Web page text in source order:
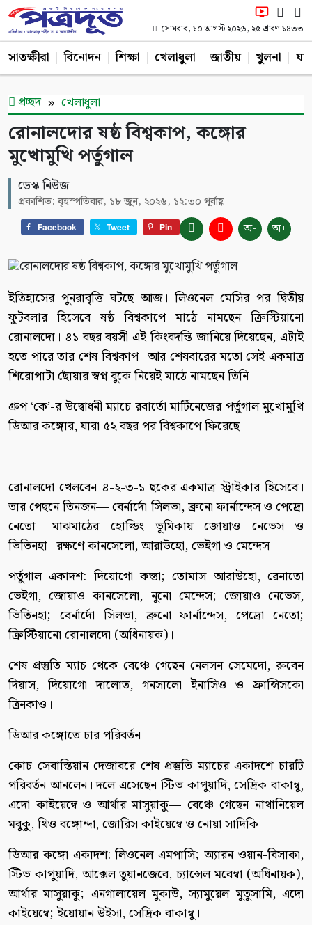
সোমবার, ১০ আগস্ট ২০২৬, ২৫ শ্রাবণ ১৪৩৩
সাতক্ষীরা বিনোদন শিক্ষা খেলাধুলা জাতীয় খুলনা
প্রচ্ছদ খেলাধুলা
রোনালদোর ষষ্ঠ বিশ্বকাপ, কঙ্গোর
মুখোমুখি পর্তুগাল
ডেস্ক নিউজ
প্রকাশিত: বৃহস্পতিবার, ১৮ জুন, ২০২৬, ১২:৩০ পূর্বাহ্ণ
Facebook Tweet Pin অ- অ+
ইতিহাসের পুনরাবৃত্তি ঘটছে আজ। লিওনেল মেসির পর দ্বিতীয়
ফুটবলার হিসেবে ষষ্ঠ বিশ্বকাপে মাঠে নামছেন ক্রিস্টিয়ানো
রোনালদো। ৪১ বছর বয়সী এই কিংবদন্তি জানিয়ে দিয়েছেন, এটাই
হতে পারে তার শেষ বিশ্বকাপ। আর শেষবারের মতো সেই একমাত্র
শিরোপাটা ছোঁয়ার স্বপ্ন বুকে নিয়েই মাঠে নামছেন তিনি।
গ্রুপ ‘কে’-র উদ্বোধনী ম্যাচে রবার্তো মার্টিনেজের পর্তুগাল মুখোমুখি
ডিআর কঙ্গোর, যারা ৫২ বছর পর বিশ্বকাপে ফিরেছে।
রোনালদো খেলবেন ৪-২-৩-১ ছকের একমাত্র স্ট্রাইকার হিসেবে।
তার পেছনে তিনজন— বের্নার্দো সিলভা, ব্রুনো ফার্নান্দেস ও পেদ্রো
নেতো। মাঝমাঠের হোল্ডিং ভূমিকায় জোয়াও নেভেস ও
ভিতিনহা। রক্ষণে কানসেলো, আরাউহো, ভেইগা ও মেন্দেস।
পর্তুগাল একাদশ: দিয়োগো কস্তা; তোমাস আরাউহো, রেনাতো
ভেইগা, জোয়াও কানসেলো, নুনো মেন্দেস; জোয়াও নেভেস,
ভিতিনহা; বের্নার্দো সিলভা, ব্রুনো ফার্নান্দেস, পেদ্রো নেতো;
ক্রিস্টিয়ানো রোনালদো (অধিনায়ক)।
শেষ প্রস্তুতি ম্যাচ থেকে বেঞ্চে গেছেন নেলসন সেমেদো, রুবেন
দিয়াস, দিয়োগো দালোত, গনসালো ইনাসিও ও ফ্রান্সিসকো
ত্রিনকাও।
ডিআর কঙ্গোতে চার পরিবর্তন
কোচ সেবাস্তিয়ান দেজাবরে শেষ প্রস্তুতি ম্যাচের একাদশে চারটি
পরিবর্তন আনলেন। দলে এসেছেন স্টিভ কাপুয়াদি, সেদ্রিক বাকাম্বু,
এদো কাইয়েম্বে ও আর্থার মাসুয়াকু— বেঞ্চে গেছেন নাথানিয়েল
মবুকু, থিও বঙ্গোন্দা, জোরিস কাইয়েম্বে ও নোয়া সাদিকি।
ডিআর কঙ্গো একাদশ: লিওনেল এমপাসি; অ্যারন ওয়ান-বিসাকা,
স্টিভ কাপুয়াদি, আক্সেল তুয়ানজেবে, চ্যান্সেল মবেম্বা (অধিনায়ক),
আর্থার মাসুয়াকু; এনগালায়েল মুকাউ, স্যামুয়েল মুতুসামি, এদো
কাইয়েম্বে; ইয়োয়ান উইসা, সেদ্রিক বাকাম্বু।